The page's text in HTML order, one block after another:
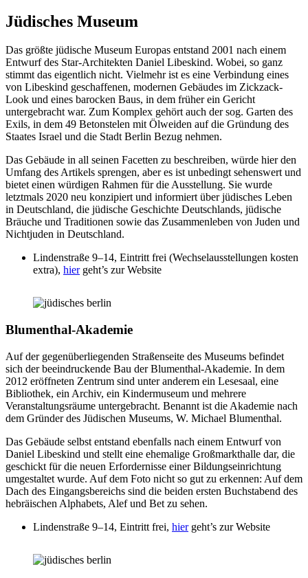
Jüdisches Museum
Das größte jüdische Museum Europas entstand 2001 nach einem
Entwurf des Star-Architekten Daniel Libeskind. Wobei, so ganz
stimmt das eigentlich nicht. Vielmehr ist es eine Verbindung eines
von Libeskind geschaffenen, modernen Gebäudes im Zickzack-
Look und eines barocken Baus, in dem früher ein Gericht
untergebracht war. Zum Komplex gehört auch der sog. Garten des
Exils, in dem 49 Betonstelen mit Ölweiden auf die Gründung des
Staates Israel und die Stadt Berlin Bezug nehmen.
Das Gebäude in all seinen Facetten zu beschreiben, würde hier den
Umfang des Artikels sprengen, aber es ist unbedingt sehenswert und
bietet einen würdigen Rahmen für die Ausstellung. Sie wurde
letztmals 2020 neu konzipiert und informiert über jüdisches Leben
in Deutschland, die jüdische Geschichte Deutschlands, jüdische
Bräuche und Traditionen sowie das Zusammenleben von Juden und
Nichtjuden in Deutschland.
Lindenstraße 9–14, Eintritt frei (Wechselausstellungen kosten
extra), hiergeht’s zur Website
Blumenthal-Akademie
Auf der gegenüberliegenden Straßenseite des Museums befindet
sich der beeindruckende Bau der Blumenthal-Akademie. In dem
2012 eröffneten Zentrum sind unter anderem ein Lesesaal, eine
Bibliothek, ein Archiv, ein Kindermuseum und mehrere
Veranstaltungsräume untergebracht. Benannt ist die Akademie nach
dem Gründer des Jüdischen Museums, W. Michael Blumenthal.
Das Gebäude selbst entstand ebenfalls nach einem Entwurf von
Daniel Libeskind und stellt eine ehemalige Großmarkthalle dar, die
geschickt für die neuen Erfordernisse einer Bildungseinrichtung
umgestaltet wurde. Auf dem Foto nicht so gut zu erkennen: Auf dem
Dach des Eingangsbereichs sind die beiden ersten Buchstabend des
hebräischen Alphabets, Alef und Bet zu sehen.
Lindenstraße 9–14, Eintritt frei, hiergeht’s zur Website